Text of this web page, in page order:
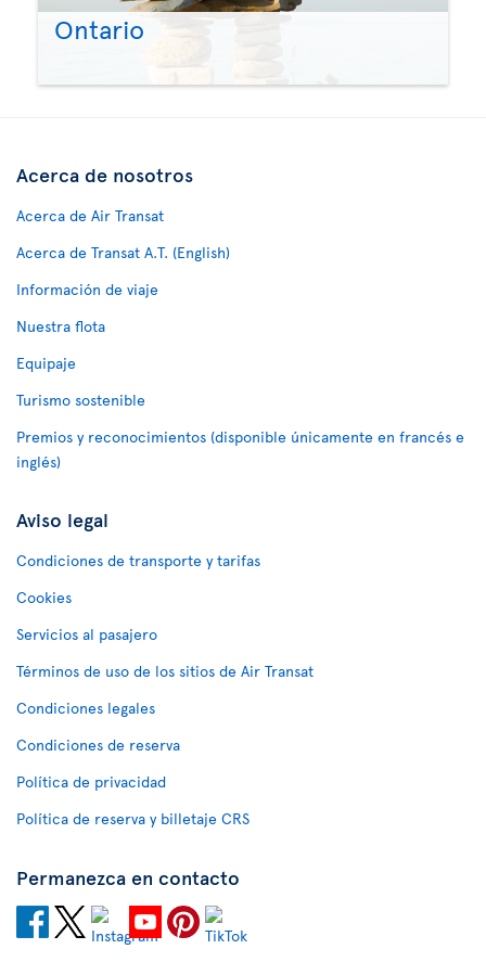
Ontario
Acerca de nosotros
Acerca de Air Transat
Acerca de Transat A.T. (English)
Información de viaje
Nuestra flota
Equipaje
Turismo sostenible
Premios y reconocimientos (disponible únicamente en francés e
inglés)
Aviso legal
Condiciones de transporte y tarifas
Cookies
Servicios al pasajero
Términos de uso de los sitios de Air Transat
Condiciones legales
Condiciones de reserva
Política de privacidad
Política de reserva y billetaje CRS
Permanezca en contacto